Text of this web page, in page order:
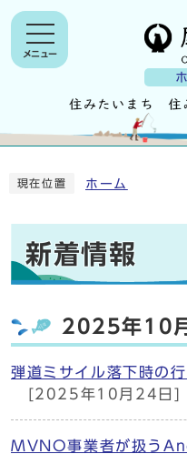
メニュー
現在位置 ホーム
新着情報
2025年10
弾道ミサイル落下時の
[2025年10月24日]
MVNO事業者が扱う